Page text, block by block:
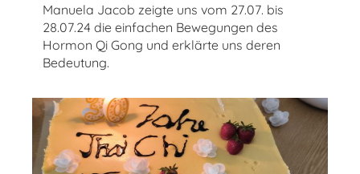
Manuela Jacob zeigte uns vom 27.07. bis
28.07.24 die einfachen Bewegungen des
Hormon Qi Gong und erklärte uns deren
Bedeutung.